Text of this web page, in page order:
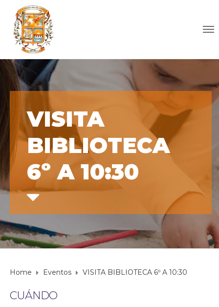
VISITA
BIBLIOTECA
6º A 10:30
Home Eventos VISITA BIBLIOTECA 6º A 10:30
CUÁNDO